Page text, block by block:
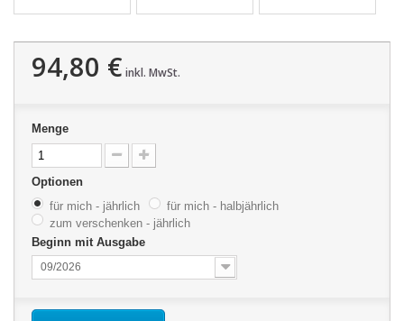
94,80 € inkl. MwSt.
Menge
Optionen
für mich - jährlich
für mich - halbjährlich
zum verschenken - jährlich
Beginn mit Ausgabe
09/2026